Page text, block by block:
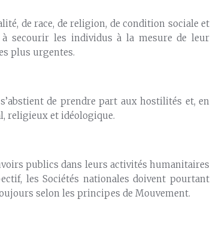
de race, de religion, de condition sociale et
à secourir les individus à la mesure de leur
plus urgentes.
de prendre part aux hostilités et, en
religieux et idéologique.
publics dans leurs activités humanitaires
les Sociétés nationales doivent pourtant
selon les principes de Mouvement.